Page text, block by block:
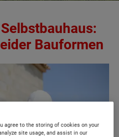
Bauformen
agree to the storing of cookies on your
site usage, and assist in our